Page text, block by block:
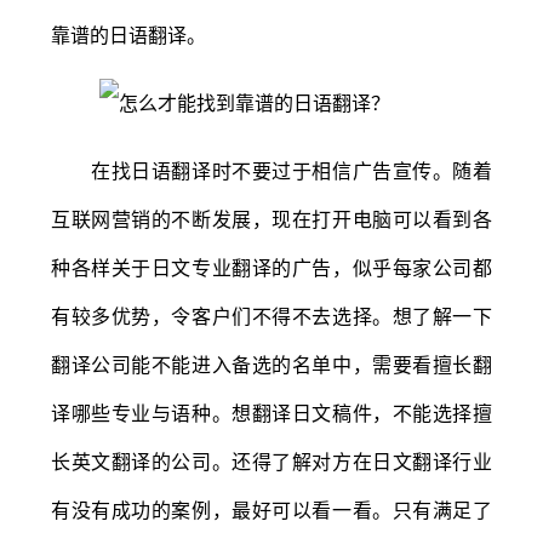
靠谱的日语翻译。
在找日语翻译时不要过于相信广告宣传。随着
互联网营销的不断发展，现在打开电脑可以看到各
种各样关于日文专业翻译的广告，似乎每家公司都
有较多优势，令客户们不得不去选择。想了解一下
翻译公司能不能进入备选的名单中，需要看擅长翻
译哪些专业与语种。想翻译日文稿件，不能选择擅
长英文翻译的公司。还得了解对方在日文翻译行业
有没有成功的案例，最好可以看一看。只有满足了